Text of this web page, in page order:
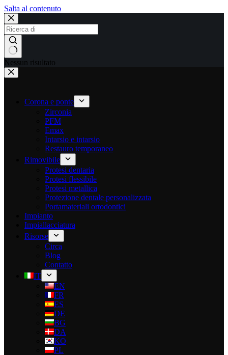
Salta al contenuto
Nessun risultato
Corona e ponte
Zirconia
PFM
Emax
Intarsio e intarsio
Restauro temporaneo
Rimovibile
Protesi dentaria
Protesi flessibile
Protesi metallica
Protezione dentale personalizzata
Portamateriali ortodontici
Impianto
Impiallacciatura
Risorse
Circa
Blog
Contatto
IT
EN
FR
ES
DE
BG
DA
KO
PL